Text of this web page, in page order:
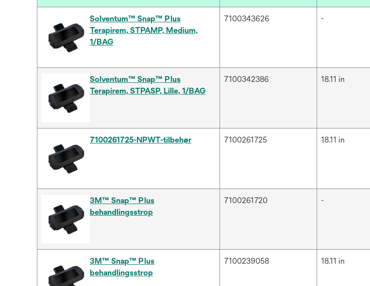
Solventum™ Snap™ Plus
Terapirem, STPAMP, Medium,
1/BAG
7100343626 -
Solventum™ Snap™ Plus
Terapirem, STPASP, Lille, 1/BAG
7100342386 18.11 in
7100261725-NPWT-tilbehør 7100261725 18.11 in
3M™ Snap™ Plus
behandlingsstrop
7100261720 -
3M™ Snap™ Plus
behandlingsstrop
7100239058 18.11 in